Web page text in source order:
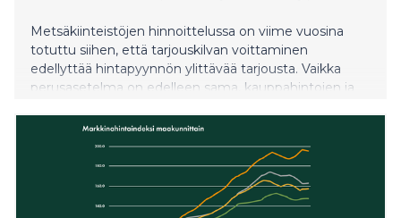
Metsäkiinteistöjen hinnoittelussa on viime vuosina
totuttu siihen, että tarjouskilvan voittaminen
edellyttää hintapyynnön ylittävää tarjousta. Vaikka
perusasetelma on edelleen sama, kauppahintojen ja